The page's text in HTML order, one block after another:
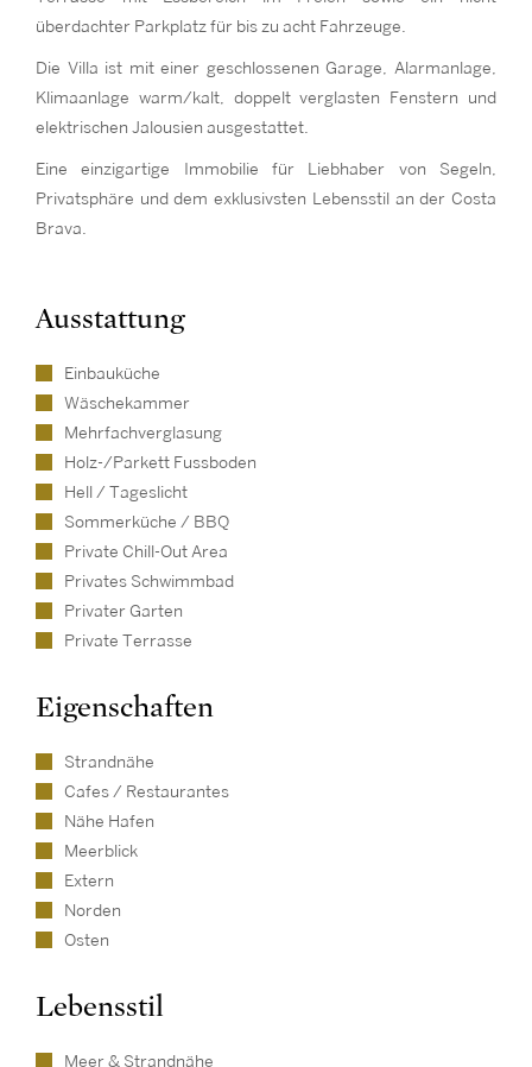
überdachter Parkplatz für bis zu acht Fahrzeuge.
Die Villa ist mit einer geschlossenen Garage, Alarmanlage,
Klimaanlage warm/kalt, doppelt verglasten Fenstern und
elektrischen Jalousien ausgestattet.
Eine einzigartige Immobilie für Liebhaber von Segeln,
Privatsphäre und dem exklusivsten Lebensstil an der Costa
Brava.
Ausstattung
Einbauküche
Wäschekammer
Mehrfachverglasung
Holz-/Parkett Fussboden
Hell / Tageslicht
Sommerküche / BBQ
Private Chill-Out Area
Privates Schwimmbad
Privater Garten
Private Terrasse
Eigenschaften
Strandnähe
Cafes / Restaurantes
Nähe Hafen
Meerblick
Extern
Norden
Osten
Lebensstil
Meer & Strandnähe